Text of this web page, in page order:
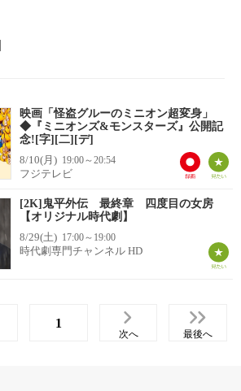
映画「怪盗グルーのミニオン超変身」
◆『ミニオンズ&モンスターズ』公開記
念![字][二][デ]
8/10(月) 19:00～20:54
フジテレビ
[2K]鬼平外伝 最終章 四度目の女房
【オリジナル時代劇】
8/29(土) 17:00～19:00
時代劇専門チャンネル HD
1
次へ 最後へ